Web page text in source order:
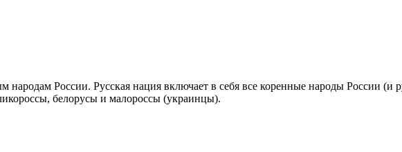
народам России. Русская нация включает в себя все коренные народы России (и
белорусы и малороссы (украинцы).